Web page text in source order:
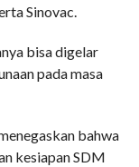
Sinovac.
bisa digelar
pada masa
bahwa
kesiapan SDM